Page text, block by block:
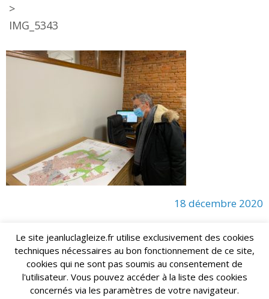
MES ACTIONS 2017 – 2022
>
IMG_5343
18 décembre 2020
Jean-Luc LAGLEIZE - e-mail : lagleize2024@gmail.com
Mentions Légales- Copyright © 2024. Tous droits réservés.
Le site jeanluclagleize.fr utilise exclusivement des cookies
techniques nécessaires au bon fonctionnement de ce site,
cookies qui ne sont pas soumis au consentement de
l'utilisateur. Vous pouvez accéder à la liste des cookies
concernés via les paramètres de votre navigateur.